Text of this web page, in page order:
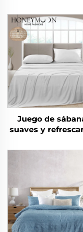
Juego de
suaves y
lavables en